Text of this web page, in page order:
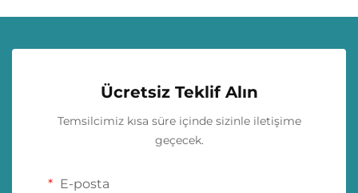
Ücretsiz Teklif Alın
Temsilcimiz kısa süre içinde sizinle iletişime
geçecek.
E-posta